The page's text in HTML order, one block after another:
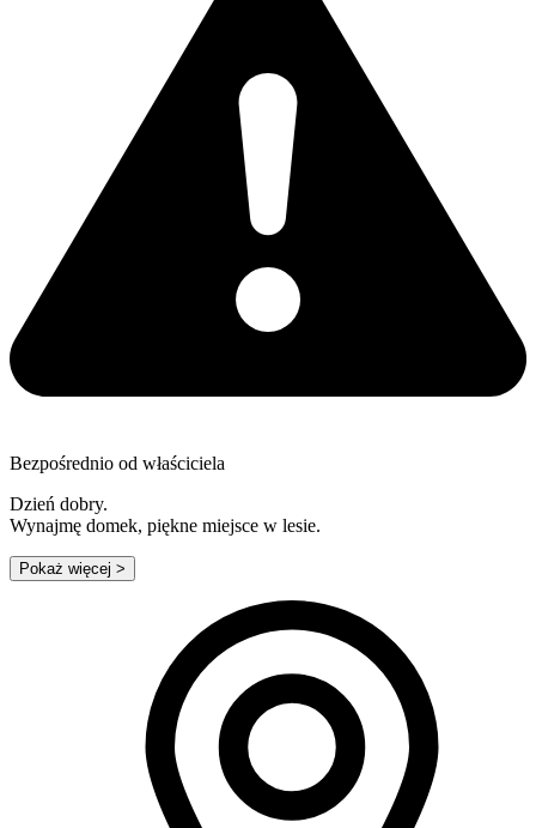
Bezpośrednio od właściciela
Dzień dobry.
Wynajmę domek, piękne miejsce w lesie.
Pokaż więcej >